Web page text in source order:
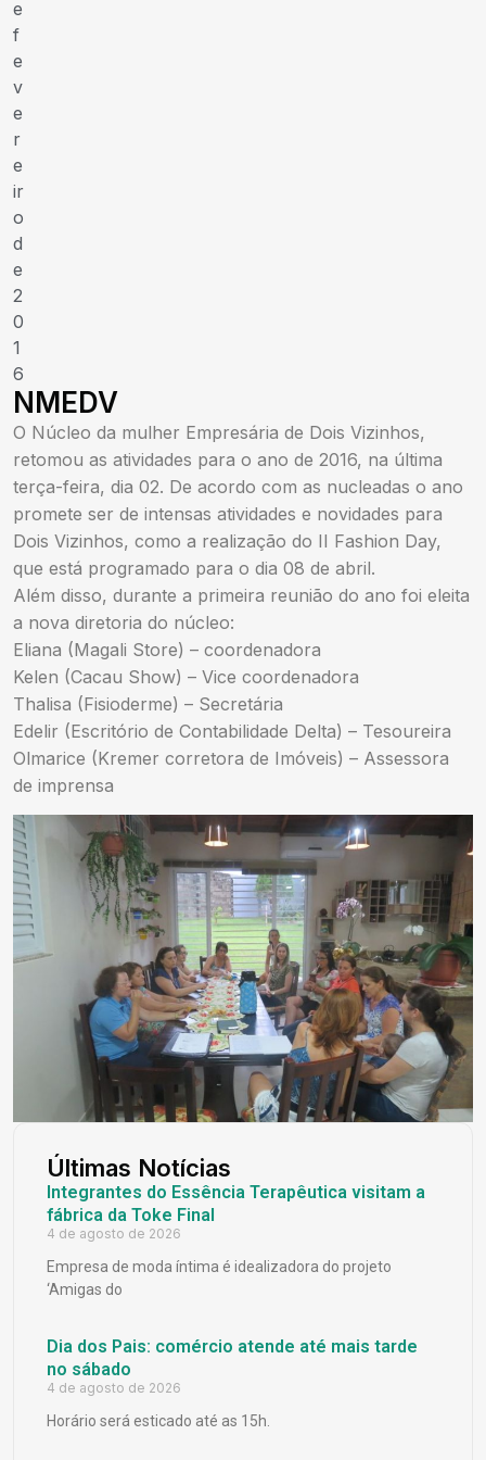
e
f
e
v
e
r
e
ir
o
d
e
2
0
1
6
NMEDV
O Núcleo da mulher Empresária de Dois Vizinhos,
retomou as atividades para o ano de 2016, na última
terça-feira, dia 02. De acordo com as nucleadas o ano
promete ser de intensas atividades e novidades para
Dois Vizinhos, como a realização do II Fashion Day,
que está programado para o dia 08 de abril.
Além disso, durante a primeira reunião do ano foi eleita
a nova diretoria do núcleo:
Eliana (Magali Store) – coordenadora
Kelen (Cacau Show) – Vice coordenadora
Thalisa (Fisioderme) – Secretária
Edelir (Escritório de Contabilidade Delta) – Tesoureira
Olmarice (Kremer corretora de Imóveis) – Assessora
de imprensa
Últimas Notícias
Integrantes do Essência Terapêutica visitam a
fábrica da Toke Final
4 de agosto de 2026
Empresa de moda íntima é idealizadora do projeto
‘Amigas do
Dia dos Pais: comércio atende até mais tarde
no sábado
4 de agosto de 2026
Horário será esticado até as 15h.